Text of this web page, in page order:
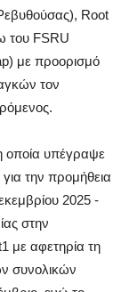
Root
του FSRU
με προορισμό
τον
οποία υπέγραψε
την προμήθεια
2025 -
στην
με αφετηρία τη
συνολικών